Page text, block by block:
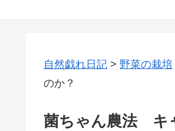
自然戯れ日記 > 野菜の栽培
のか？
菌ちゃん農法 キ